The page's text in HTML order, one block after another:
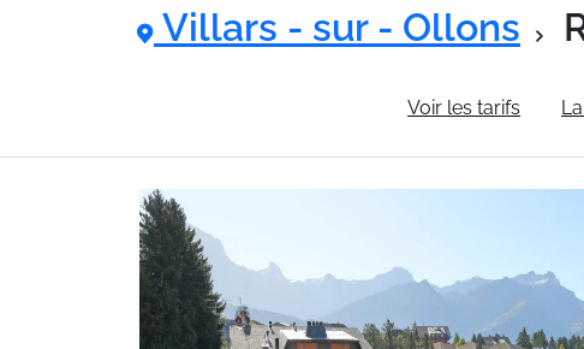
Villars - sur - Ollons
Voir les tarifs